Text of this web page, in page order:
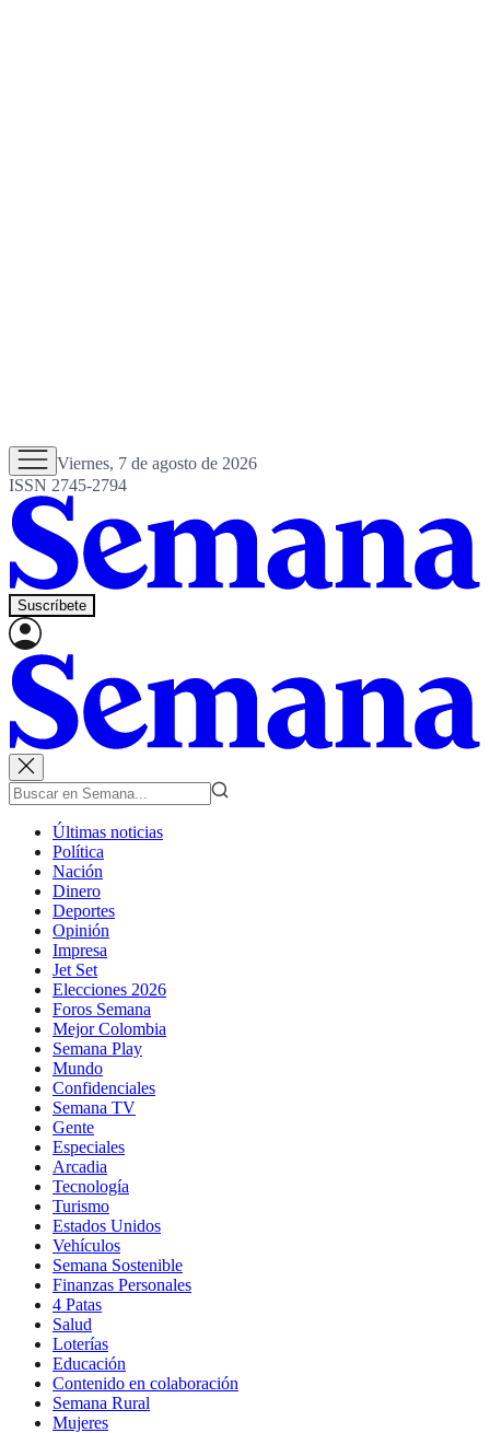
Viernes, 7 de agosto de 2026
ISSN 2745-2794
Suscríbete
Últimas noticias
Política
Nación
Dinero
Deportes
Opinión
Impresa
Jet Set
Elecciones 2026
Foros Semana
Mejor Colombia
Semana Play
Mundo
Confidenciales
Semana TV
Gente
Especiales
Arcadia
Tecnología
Turismo
Estados Unidos
Vehículos
Semana Sostenible
Finanzas Personales
4 Patas
Salud
Loterías
Educación
Contenido en colaboración
Semana Rural
Mujeres